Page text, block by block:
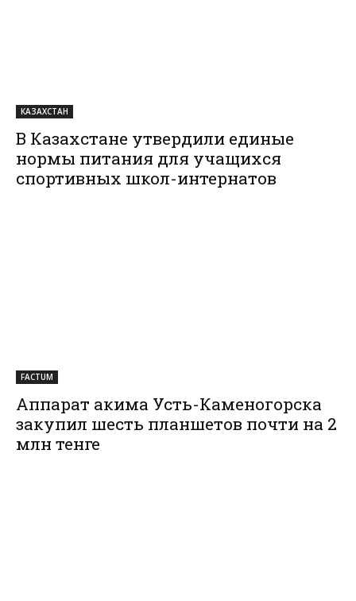
КАЗАХСТАН
В Казахстане утвердили единые
нормы питания для учащихся
спортивных школ-интернатов
FACTUM
Аппарат акима Усть-Каменогорска
закупил шесть планшетов почти на 2
млн тенге